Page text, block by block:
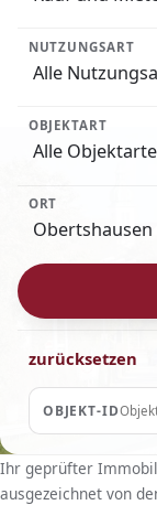
NUTZUNGSART
OBJEKTART
ORT
zurücksetzen
OBJEKT-ID
Ihr geprüfter
ausgezeichnet von